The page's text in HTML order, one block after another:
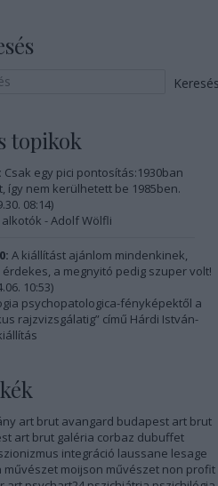
topikok
Csak egy pici pontosítás:1930ban
így nem kerülhetett be 1985ben.
08:14)
- Adolf Wölfli
A kiállítást ajánlom mindenkinek,
a megnyitó pedig szuper volt!
10:53)
psychopatologica-fényképektől a
rajzvizsgálatig” című Hárdi István-
art brut avangard budapest art brut
art brut galéria corbaz dubuffet
integráció laussane lesage
művészet moijson művészet non profit